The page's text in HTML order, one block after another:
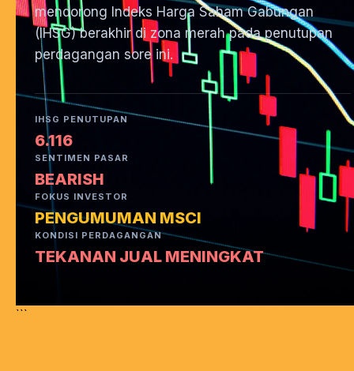
mendorong Indeks Harga Saham Gabungan
(IHSG) berakhir di zona merah pada penutupan
perdagangan sore ini.
IHSG PENUTUPAN
6.116
SENTIMEN PASAR
BEARISH
FOKUS INVESTOR
PENGUMUMAN MSCI
KONDISI PERDAGANGAN
TEKANAN JUAL MENINGKAT
```